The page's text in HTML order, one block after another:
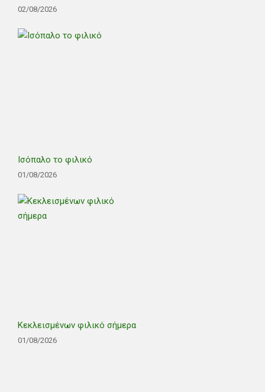
02/08/2026
Ισόπαλο το φιλικό
01/08/2026
Κεκλεισμένων φιλικό σήμερα
01/08/2026